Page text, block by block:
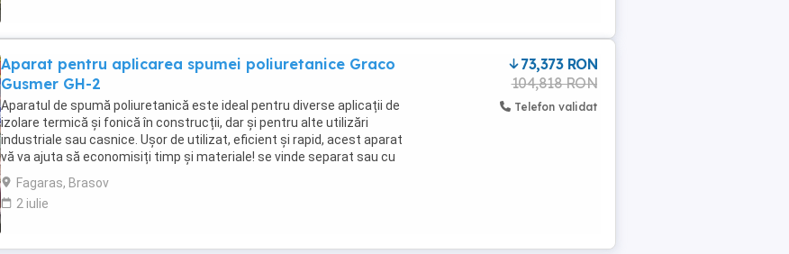
Aparat pentru aplicarea spumei poliuretanice Graco
Gusmer GH-2
Aparatul de spumă poliuretanică este ideal pentru diverse aplicații de
izolare termică și fonică în construcții, dar și pentru alte utilizări
industriale sau casnice. Ușor de utilizat, eficient și rapid, acest aparat
vă va ajuta să economisiți timp și materiale! se vinde separat sau cu
tot cu masina ...
Fagaras, Brasov
2 iulie
73,373 RON
104,818 RON
Telefon validat